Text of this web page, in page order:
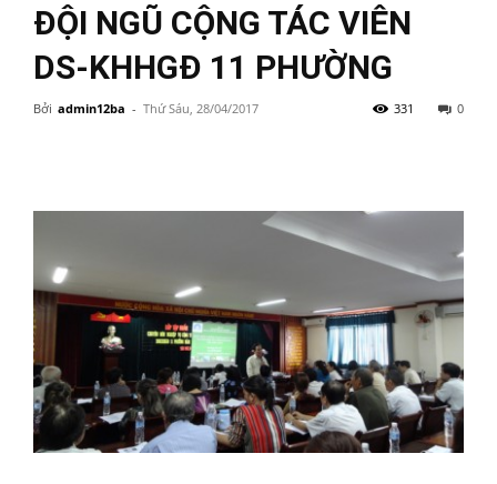
ĐỘI NGŨ CỘNG TÁC VIÊN
DS-KHHGĐ 11 PHƯỜNG
Bởi admin12ba - Thứ Sáu, 28/04/2017 0
331